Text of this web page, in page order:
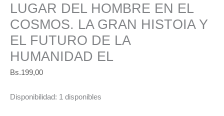
LUGAR DEL HOMBRE EN EL
COSMOS. LA GRAN HISTOIA Y
EL FUTURO DE LA
HUMANIDAD EL
Bs.199,00
Disponibilidad: 1 disponibles